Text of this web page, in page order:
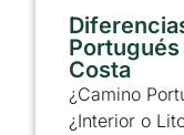
Costa
¿Camino
¿Interior o